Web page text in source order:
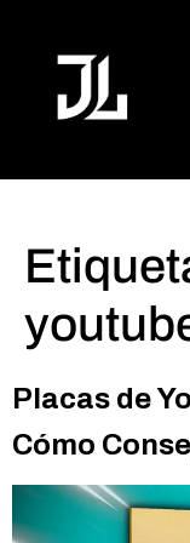
Placas de
Cómo